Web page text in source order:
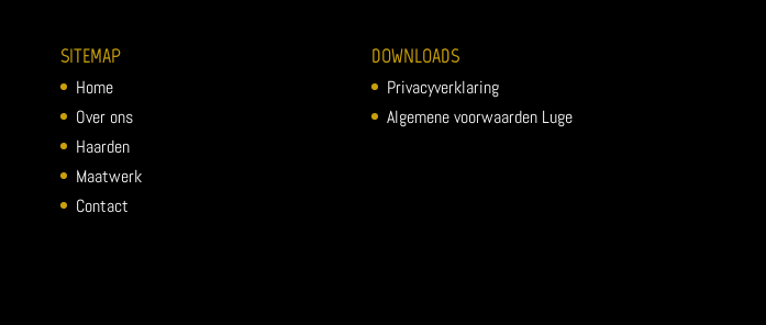
SITEMAP
Home
Over ons
Haarden
Maatwerk
Contact
DOWNLOADS
Privacyverklaring
Algemene voorwaarden Luge